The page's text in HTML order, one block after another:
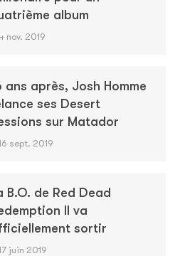
album
nov. 2019
ans après, Josh Homme
ses Desert
sur Matador
sept. 2019
B.O. de Red Dead
II va
sortir
juin 2019